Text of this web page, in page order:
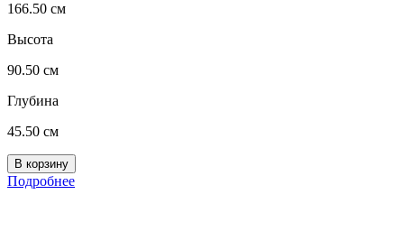
166.50 см
Высота
90.50 см
Глубина
45.50 см
Подробнее